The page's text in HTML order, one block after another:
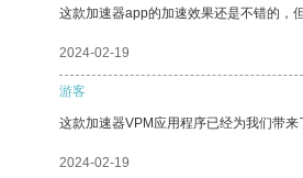
这款加速器app的加速效果还是不错的，
2024-02-19
游客
这款加速器VPM应用程序已经为我们带来
2024-02-19